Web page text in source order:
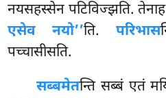
नयसहस्सेन पटिविज्झति.
एसेव नयो’’ति.परिभास
पच्चासीसति.
सब्बमेतन्ति सब्बं एतं